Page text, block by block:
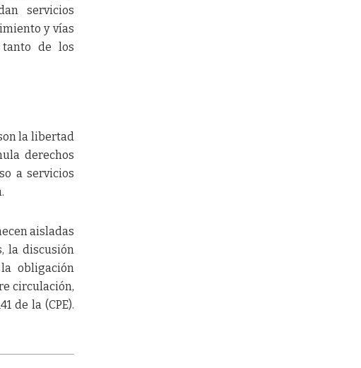
servicios
y vías
tanto de los
la libertad
derechos
a servicios
aisladas
la discusión
obligación
circulación,
de la (CPE).